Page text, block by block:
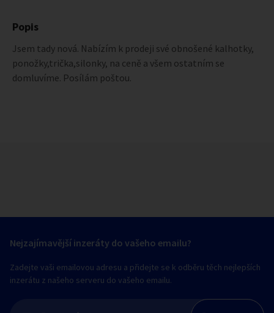
Popis
Jsem tady nová. Nabízím k prodeji své obnošené kalhotky,
ponožky,trička,silonky, na ceně a všem ostatním se
domluvíme. Posílám poštou.
Nejzajímavější inzeráty do vašeho emailu?
Zadejte vaši emailovou adresu a přidejte se k odběru těch nejlepších
inzerátu z našeho serveru do vašeho emailu.